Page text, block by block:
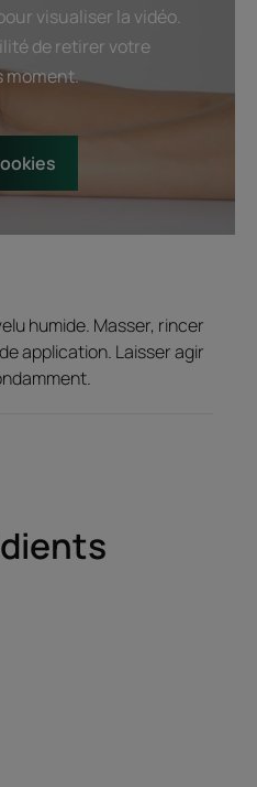
visualiser la vidéo.
de retirer votre
moment.
humide. Masser, rincer
application. Laisser agir